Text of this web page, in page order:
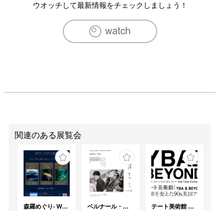
ウオッチして最新情報をチェックしましょう！
関連のある展覧会
森羅めぐり- Wandering in Shinra - ベルナール・ビュフェと写真 ーカメラがとらえたビュフェとその時代、そして21 世紀へ テート美術館 ― YBA & BEYOND 世界を変えた90s英国アート